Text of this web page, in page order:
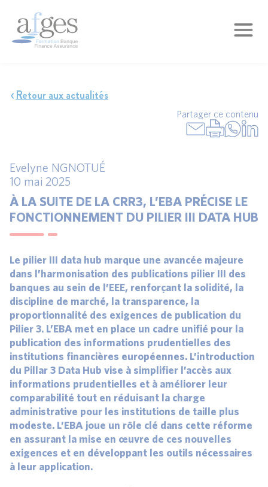
Retour aux actualités
Partager ce contenu
Evelyne NGNOTUÉ
10 mai 2025
À LA SUITE DE LA CRR3, L’EBA PRÉCISE LE
FONCTIONNEMENT DU PILIER III DATA HUB
Le pilier III data hub marque une avancée majeure
dans l’harmonisation des publications pilier III des
banques au sein de l’EEE, renforçant la solidité, la
discipline de marché, la transparence, la
proportionnalité des exigences de publication du
Pilier 3. L’EBA met en place un cadre unifié pour la
publication des informations prudentielles des
institutions financières européennes. L’introduction
du Pillar 3 Data Hub vise à simplifier l’accès aux
informations prudentielles et à améliorer leur
comparabilité tout en réduisant la charge
administrative pour les institutions de taille plus
modeste. L’EBA joue un rôle clé dans cette réforme
en assurant la mise en œuvre de ces nouvelles
exigences et en développant les outils nécessaires
à leur application.